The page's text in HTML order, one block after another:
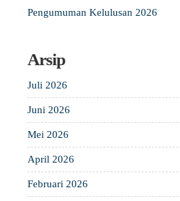
Pengumuman Kelulusan 2026
Arsip
Juli 2026
Juni 2026
Mei 2026
April 2026
Februari 2026